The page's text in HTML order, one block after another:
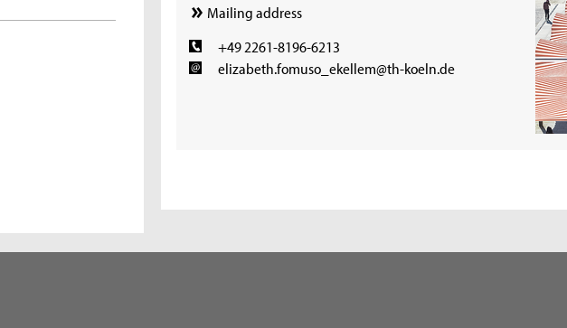
Mailing address
+49 2261-8196-6213
elizabeth.fomuso_ekellem@th-koeln.de